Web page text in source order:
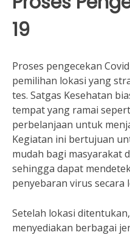
19
Proses pengecekan
pemilihan lokasi yang
tes. Satgas Kesehatan
tempat yang ramai
perbelanjaan untuk
Kegiatan ini bertujuan
mudah bagi masyarakat
sehingga dapat
penyebaran virus secara
Setelah lokasi
menyediakan berbagai